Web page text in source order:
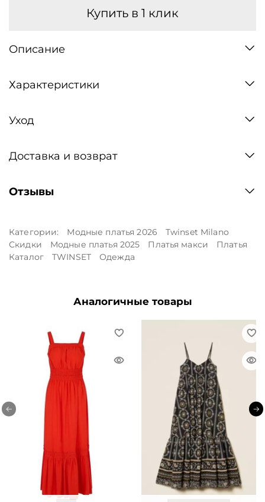
Купить в 1 клик
Описание
Характеристики
Уход
Доставка и возврат
Отзывы
Категории: Модные платья 2026
Twinset Milano
Скидки
Модные платья 2025 Платья макси
Платья
Каталог
TWINSET Одежда
Аналогичные товары